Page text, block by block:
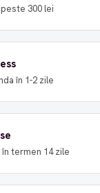
300 lei
în 1-2 zile
termen 14 zile